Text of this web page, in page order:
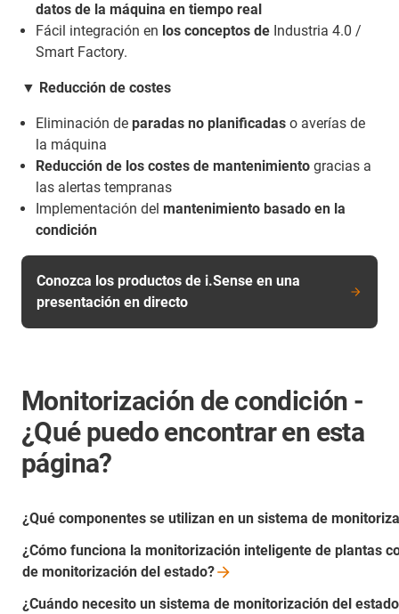
datos de la máquina en tiempo real
Fácil integración en los conceptos de Industria 4.0 /
Smart Factory.
▼ Reducción de costes
Eliminación de paradas no planificadas o averías de
la máquina
Reducción de los costes de mantenimiento gracias a
las alertas tempranas
Implementación del mantenimiento basado en la
condición
Conozca los productos de i.Sense en una
presentación en directo
Monitorización de condición -
¿Qué puedo encontrar en esta
página?
¿Qué componentes se utilizan en un sistema de
¿Cómo funciona la monitorización inteligente de plantas
de monitorización del estado?
¿Cuándo necesito un sistema de monitorización del